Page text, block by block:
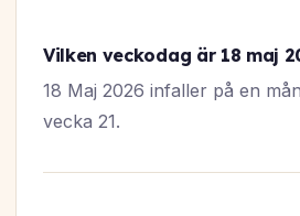
Vilken veckodag är 18 maj
18 Maj 2026 infaller på en
vecka 21.